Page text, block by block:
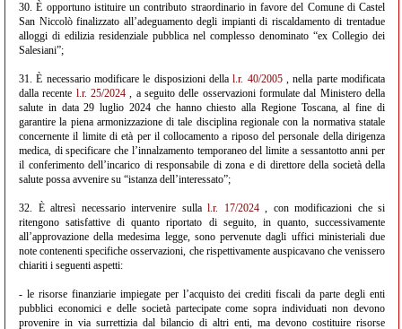
30. È opportuno istituire un contributo straordinario in favore del Comune di Castel
San Niccolò finalizzato all’adeguamento degli impianti di riscaldamento di trentadue
alloggi di edilizia residenziale pubblica nel complesso denominato “ex Collegio dei
Salesiani”;
31. È necessario modificare le disposizioni dellal.r. 40/2005, nella parte modificata
dalla recente l.r. 25/2024 , a seguito delle osservazioni formulate dal Ministero della
salute in data 29 luglio 2024 che hanno chiesto alla Regione Toscana, al fine di
garantire la piena armonizzazione di tale disciplina regionale con la normativa statale
concernente il limite di età per il collocamento a riposo del personale della dirigenza
medica, di specificare che l’innalzamento temporaneo del limite a sessantotto anni per
il conferimento dell’incarico di responsabile di zona e di direttore della società della
salute possa avvenire su “istanza dell’interessato”;
32. È altresì necessario intervenire sulla l.r. 17/2024, con modificazioni che si
ritengono satisfattive di quanto riportato di seguito, in quanto, successivamente
all’approvazione della medesima legge, sono pervenute dagli uffici ministeriali due
note contenenti specifiche osservazioni, che rispettivamente auspicavano che venissero
chiariti i seguenti aspetti:
- le risorse finanziarie impiegate per l’acquisto dei crediti fiscali da parte degli enti
pubblici economici e delle società partecipate come sopra individuati non devono
provenire in via surrettizia dal bilancio di altri enti, ma devono costituire risorse